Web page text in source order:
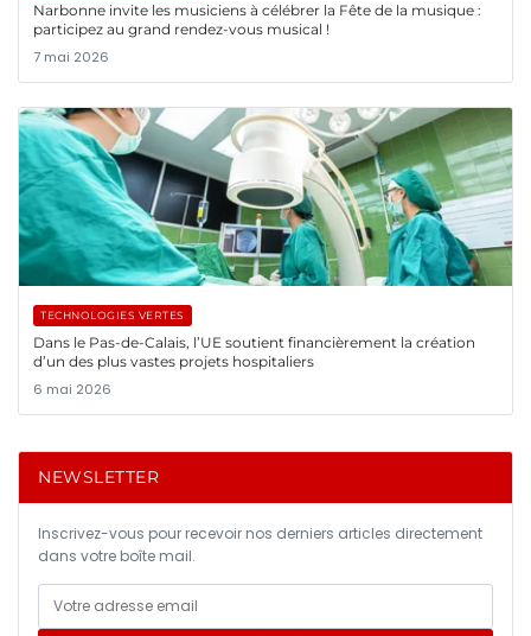
Narbonne invite les musiciens à célébrer la Fête de la musique :
participez au grand rendez-vous musical !
7 mai 2026
TECHNOLOGIES VERTES
Dans le Pas-de-Calais, l’UE soutient financièrement la création
d’un des plus vastes projets hospitaliers
6 mai 2026
NEWSLETTER
Inscrivez-vous pour recevoir nos derniers articles directement
dans votre boîte mail.